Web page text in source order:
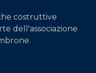
costruttive
dell'associazione